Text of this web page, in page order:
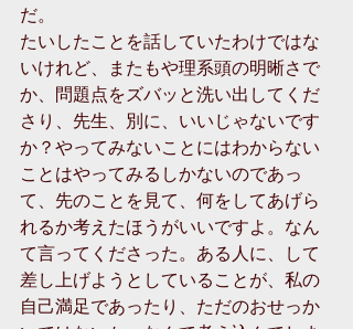
だ。
たいしたことを話していたわけではな
いけれど、またもや理系頭の明晰さで
か、問題点をズバッと洗い出してくだ
さり、先生、別に、いいじゃないです
か？やってみないことにはわからない
ことはやってみるしかないのであっ
て、先のことを見て、何をしてあげら
れるか考えたほうがいいですよ。なん
て言ってくださった。ある人に、して
差し上げようとしていることが、私の
自己満足であったり、ただのおせっか